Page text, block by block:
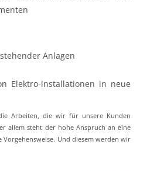
Anlagen
Elektro-installationen in neue
Arbeiten, die wir für unsere Kunden
allem steht der hohe Anspruch an eine
Vorgehensweise. Und diesem werden wir